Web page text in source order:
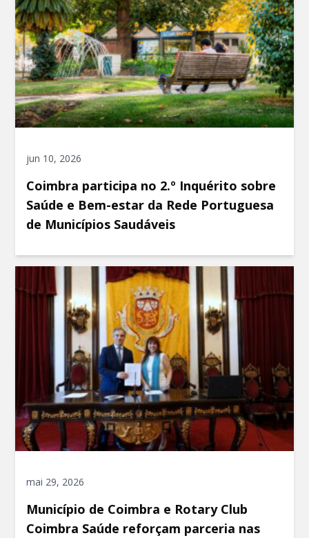
jun 10, 2026
Coimbra participa no 2.º Inquérito sobre
Saúde e Bem-estar da Rede Portuguesa
de Municípios Saudáveis
mai 29, 2026
Município de Coimbra e Rotary Club
Coimbra Saúde reforçam parceria nas